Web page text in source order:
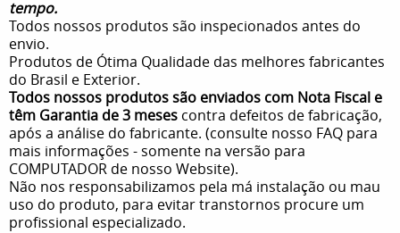
tempo.
Todos nossos produtos são inspecionados antes do
envio.
Produtos de Ótima Qualidade das melhores fabricantes
do Brasil e Exterior.
Todos nossos produtos são enviados com Nota Fiscal e
têm Garantia de 3 meses contra defeitos de fabricação,
após a análise do fabricante. (consulte nosso FAQ para
mais informações - somente na versão para
COMPUTADOR de nosso Website).
Não nos responsabilizamos pela má instalação ou mau
uso do produto, para evitar transtornos procure um
profissional especializado.